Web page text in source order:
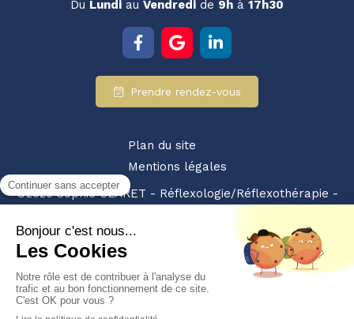
Du Lundi au Vendredi de 9h à 17h30
Prendre rendez-vous
Plan du site
Mentions légales
©2020 Sophie CLARET - Réflexologie/Réflexothérapie -
Partenariat retrouvez-nous également sur : les pros
Création et référencement du site par Simplébo